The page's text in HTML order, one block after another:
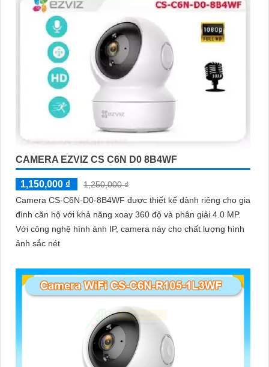
CAMERA EZVIZ CS C6N D0 8B4WF
1,150,000 ₫
1,250,000 ₫
Camera CS-C6N-D0-8B4WF được thiết kế dành riêng cho gia
đình căn hộ với khả năng xoay 360 độ và phân giải 4.0 MP.
Với công nghệ hình ảnh IP, camera này cho chất lượng hình
ảnh sắc nét